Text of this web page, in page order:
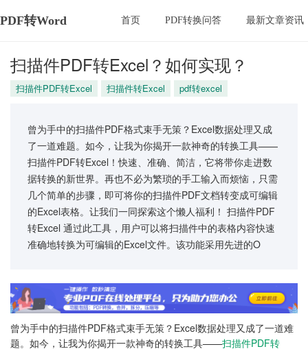
PDF转Word 首页 PDF转换问答 最新文章资讯
扫描件PDF转Excel？如何实现？
扫描件PDF转Excel 扫描件转Excel pdf转excel
曾为手中的扫描件PDF格式束手无策？Excel数据处理又成
了一道难题。如今，让我为你揭开一款神奇的转换工具——
扫描件PDF转Excel！快速、准确、简洁，它将带你走进数
据转换的新世界。再也不必为繁琐的手工输入而烦恼，只需
几个简单的步骤，即可将你的扫描件PDF文档转变成可编辑
的Excel表格。让我们一同探索这个懒人福利！ 扫描件PDF
转Excel 通过此工具，用户可以将扫描件中的表格内容快速
准确地转换为可编辑的Excel文件。该功能采用先进的O
曾为手中的扫描件PDF格式束手无策？Excel数据处理又成了一道难
题。如今，让我为你揭开一款神奇的转换工具——扫描件PDF转